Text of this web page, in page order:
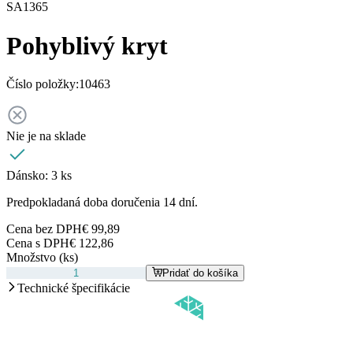
SA1365
Pohyblivý kryt
Číslo položky:10463
Nie je na sklade
Dánsko: 3 ks
Predpokladaná doba doručenia 14 dní.
Cena bez DPH€ 99,89
Cena s DPH€ 122,86
Množstvo (ks)
Pridať do košíka
Technické špecifikácie